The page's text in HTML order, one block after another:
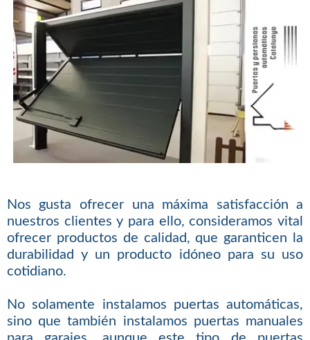
Nos gusta ofrecer una máxima satisfacción a
nuestros clientes y para ello, consideramos vital
ofrecer productos de calidad, que garanticen la
durabilidad y un producto idóneo para su uso
cotidiano.
No solamente instalamos puertas automáticas,
sino que también instalamos puertas manuales